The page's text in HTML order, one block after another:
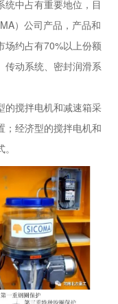
中占有重要地位，目
）公司产品，产品和
场约占有70%以上份额
动系统、密封润滑系
搅拌电机和减速箱采
；经济型的搅拌电机和